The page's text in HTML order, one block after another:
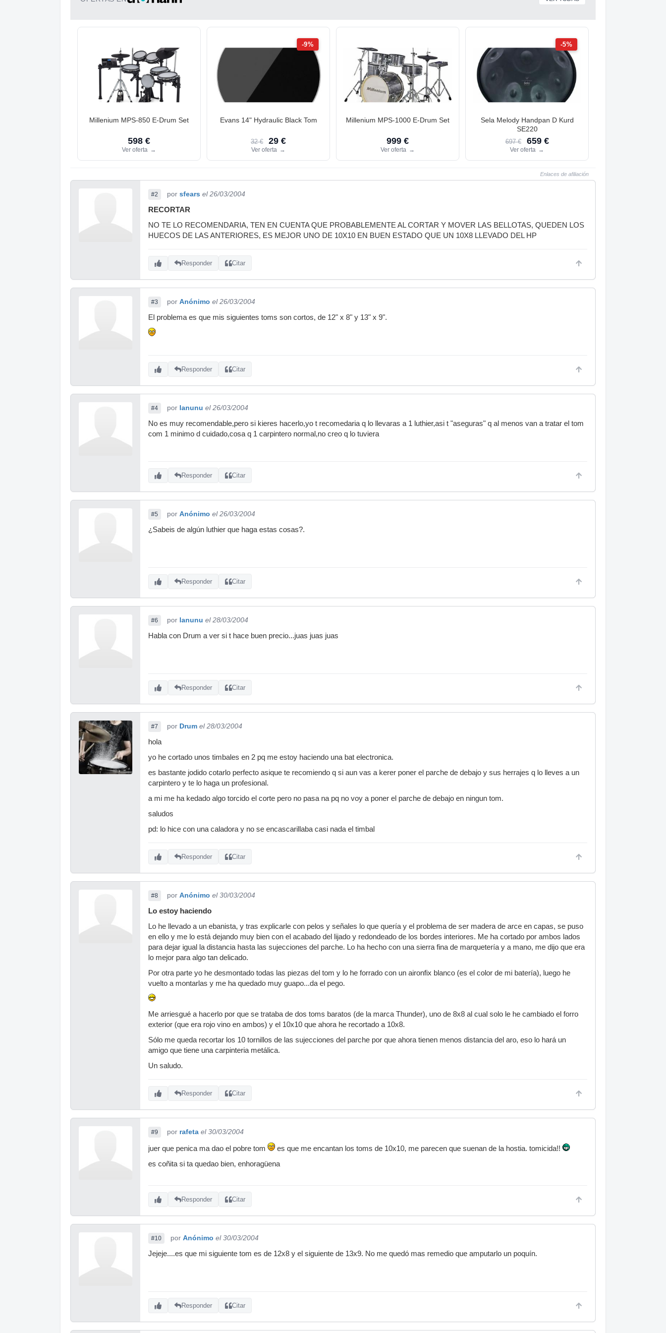
Millenium MPS-850 E-Drum Set
598 €
Ver oferta →
-9%
Evans 14" Hydraulic Black Tom
32 € 29 €
Ver oferta →
Millenium MPS-1000 E-Drum Set
999 €
Ver oferta →
-5%
Sela Melody Handpan D Kurd
SE220
697 € 659 €
Ver oferta →
Enlaces de afiliación
#2 por sfears el 26/03/2004
RECORTAR
NO TE LO RECOMENDARIA, TEN EN CUENTA QUE PROBABLEMENTE AL CORTAR Y MOVER LAS BELLOTAS, QUEDEN LOS
HUECOS DE LAS ANTERIORES, ES MEJOR UNO DE 10X10 EN BUEN ESTADO QUE UN 10X8 LLEVADO DEL HP
Responder Citar
#3 por Anónimo el 26/03/2004
El problema es que mis siguientes toms son cortos, de 12" x 8" y 13" x 9".
Responder Citar
#4 por lanunu el 26/03/2004
No es muy recomendable,pero si kieres hacerlo,yo t recomedaria q lo llevaras a 1 luthier,asi t "aseguras" q al menos van a tratar el tom
com 1 minimo d cuidado,cosa q 1 carpintero normal,no creo q lo tuviera
Responder Citar
#5 por Anónimo el 26/03/2004
¿Sabeis de algún luthier que haga estas cosas?.
Responder Citar
#6 por lanunu el 28/03/2004
Habla con Drum a ver si t hace buen precio...juas juas juas
Responder Citar
#7 por Drum el 28/03/2004
hola
yo he cortado unos timbales en 2 pq me estoy haciendo una bat electronica.
es bastante jodido cotarlo perfecto asique te recomiendo q si aun vas a kerer poner el parche de debajo y sus herrajes q lo lleves a un
carpintero y te lo haga un profesional.
a mi me ha kedado algo torcido el corte pero no pasa na pq no voy a poner el parche de debajo en ningun tom.
saludos
pd: lo hice con una caladora y no se encascarillaba casi nada el timbal
Responder Citar
#8 por Anónimo el 30/03/2004
Lo estoy haciendo
Lo he llevado a un ebanista, y tras explicarle con pelos y señales lo que quería y el problema de ser madera de arce en capas, se puso
en ello y me lo está dejando muy bien con el acabado del lijado y redondeado de los bordes interiores. Me ha cortado por ambos lados
para dejar igual la distancia hasta las sujecciones del parche. Lo ha hecho con una sierra fina de marquetería y a mano, me dijo que era
lo mejor para algo tan delicado.
Por otra parte yo he desmontado todas las piezas del tom y lo he forrado con un aironfix blanco (es el color de mi batería), luego he
vuelto a montarlas y me ha quedado muy guapo...da el pego.
Me arriesgué a hacerlo por que se trataba de dos toms baratos (de la marca Thunder), uno de 8x8 al cual solo le he cambiado el forro
exterior (que era rojo vino en ambos) y el 10x10 que ahora he recortado a 10x8.
Sólo me queda recortar los 10 tornillos de las sujecciones del parche por que ahora tienen menos distancia del aro, eso lo hará un
amigo que tiene una carpinteria metálica.
Un saludo.
Responder Citar
#9 por rafeta el 30/03/2004
juer que penica ma dao el pobre tom
es que me encantan los toms de 10x10, me parecen que suenan de la hostia. tomicida!!
es coñita si ta quedao bien, enhoragüena
Responder Citar
#10 por Anónimo el 30/03/2004
Jejeje....es que mi siguiente tom es de 12x8 y el siguiente de 13x9. No me quedó mas remedio que amputarlo un poquín.
Responder Citar